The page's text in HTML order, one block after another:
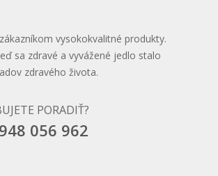
vysokokvalitné produkty.
sa zdravé a vyvážené jedlo stalo
zdravého života.
PORADIŤ?
056 962